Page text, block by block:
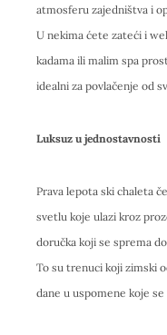
atmosferu zajedništva i
U nekima ćete zateći i
kadama ili malim spa
idealni za povlačenje od
Luksuz u jednostavnosti
Prava lepota ski chaleta
svetlu koje ulazi kroz
doručka koji se sprema
To su trenuci koji zimski
dane u uspomene koje se